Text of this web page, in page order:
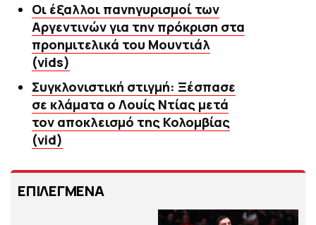
Oι έξαλλοι πανηγυρισμοί των
Αργεντινών για την πρόκριση στα
προημιτελικά του Μουντιάλ
(vids)
Συγκλονιστική στιγμή: Ξέσπασε
σε κλάματα ο Λουίς Ντίας μετά
τον αποκλεισμό της Κολομβίας
(vid)
ΕΠΙΛΕΓΜΕΝΑ